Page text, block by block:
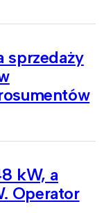
sprzedaży
kW, a
Operator